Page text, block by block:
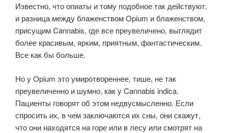
Известно, что опиаты и тому подобное так действуют,
и разница между блаженством Opium и блаженством,
присущим Cannabis, где все преувеличено, выглядит
более красивым, ярким, приятным, фантастическим.
Все как бы больше.
Но у Opium это умиротвореннее, тише, не так
преувеличенно и шумно, как у Cannabis indica.
Пациенты говорят об этом недвусмысленно. Если
спросить их, в чем заключаются их сны, они скажут,
что они находятся на горе или в лесу или смотрят на